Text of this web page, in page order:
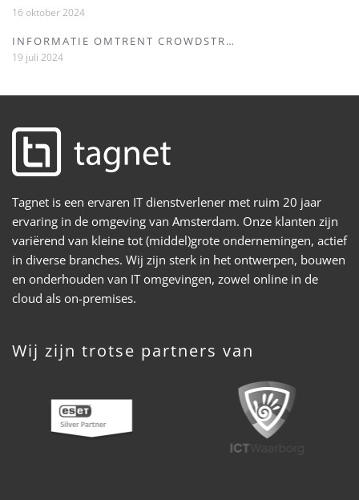
16 oktober 2024
INFORMATIE OMTRENT CROWDSTR…
19 juli 2024
Tagnet is een ervaren IT dienstverlener met ruim 20 jaar
ervaring in de omgeving van Amsterdam. Onze klanten zijn
variërend van kleine tot (middel)grote ondernemingen, actief
in diverse branches. Wij zijn sterk in het ontwerpen, bouwen
en onderhouden van IT omgevingen, zowel online in de
cloud als on-premises.
Wij zijn trotse partners van